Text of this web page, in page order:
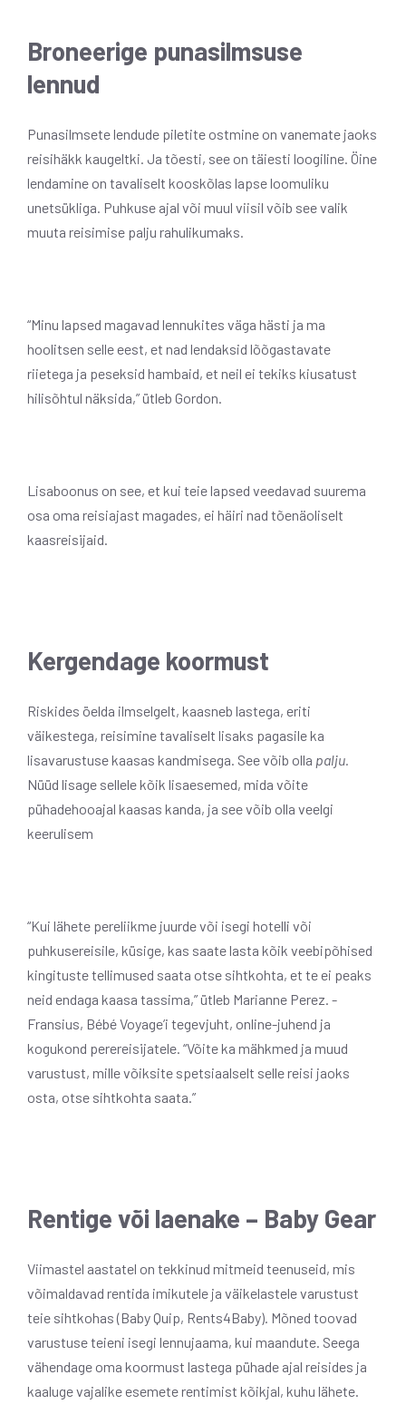
Broneerige punasilmsuse
lennud
Punasilmsete lendude piletite ostmine on vanemate jaoks
reisihäkk kaugeltki. Ja tõesti, see on täiesti loogiline. Öine
lendamine on tavaliselt kooskõlas lapse loomuliku
unetsükliga. Puhkuse ajal või muul viisil võib see valik
muuta reisimise palju rahulikumaks.
“Minu lapsed magavad lennukites väga hästi ja ma
hoolitsen selle eest, et nad lendaksid lõõgastavate
riietega ja peseksid hambaid, et neil ei tekiks kiusatust
hilisõhtul näksida,” ütleb Gordon.
Lisaboonus on see, et kui teie lapsed veedavad suurema
osa oma reisiajast magades, ei häiri nad tõenäoliselt
kaasreisijaid.
Kergendage koormust
Riskides öelda ilmselgelt, kaasneb lastega, eriti
väikestega, reisimine tavaliselt lisaks pagasile ka
lisavarustuse kaasas kandmisega. See võib olla palju.
Nüüd lisage sellele kõik lisaesemed, mida võite
pühadehooajal kaasas kanda, ja see võib olla veelgi
keerulisem
“Kui lähete pereliikme juurde või isegi hotelli või
puhkusereisile, küsige, kas saate lasta kõik veebipõhised
kingituste tellimused saata otse sihtkohta, et te ei peaks
neid endaga kaasa tassima,” ütleb Marianne Perez. -
Fransius, Bébé Voyage’i tegevjuht, online-juhend ja
kogukond perereisijatele. “Võite ka mähkmed ja muud
varustust, mille võiksite spetsiaalselt selle reisi jaoks
osta, otse sihtkohta saata.”
Rentige või laenake – Baby Gear
Viimastel aastatel on tekkinud mitmeid teenuseid, mis
võimaldavad rentida imikutele ja väikelastele varustust
teie sihtkohas (Baby Quip, Rents4Baby). Mõned toovad
varustuse teieni isegi lennujaama, kui maandute. Seega
vähendage oma koormust lastega pühade ajal reisides ja
kaaluge vajalike esemete rentimist kõikjal, kuhu lähete.